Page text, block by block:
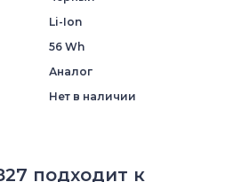
Li-Ion
56 Wh
Аналог
Нет в наличии
подходит к